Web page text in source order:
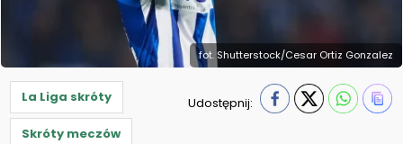
fot. Shutterstock/Cesar Ortiz Gonzalez
La Liga skróty
Skróty meczów
Udostępnij: